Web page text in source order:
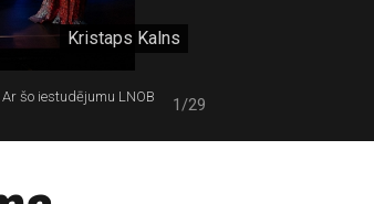
Kristaps Kalns
šo iestudējumu LNOB
1/29